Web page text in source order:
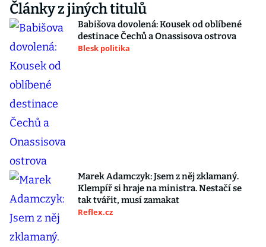
Články z jiných titulů
Babišova dovolená: Kousek od oblíbené
destinace Čechů a Onassisova ostrova
Blesk politika
Marek Adamczyk: Jsem z něj zklamaný.
Klempíř si hraje na ministra. Nestačí se
tak tvářit, musí zamakat
Reflex.cz